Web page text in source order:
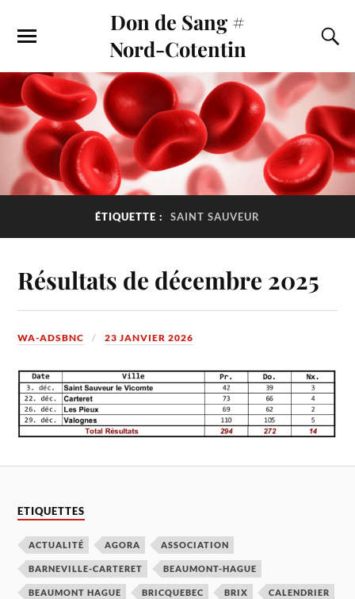
Don de Sang #
Nord-Cotentin
ÉTIQUETTE : SAINT SAUVEUR
Résultats de décembre 2025
WA-ADSBNC 23 JANVIER 2026
ETIQUETTES
ACTUALITÉ AGORA ASSOCIATION
BARNEVILLE-CARTERET BEAUMONT-HAGUE
BEAUMONT HAGUE BRICQUEBEC BRIX CALENDRIER